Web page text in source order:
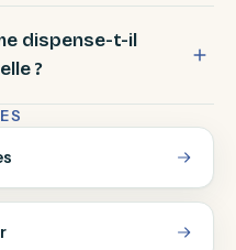
dispense-t-il
?